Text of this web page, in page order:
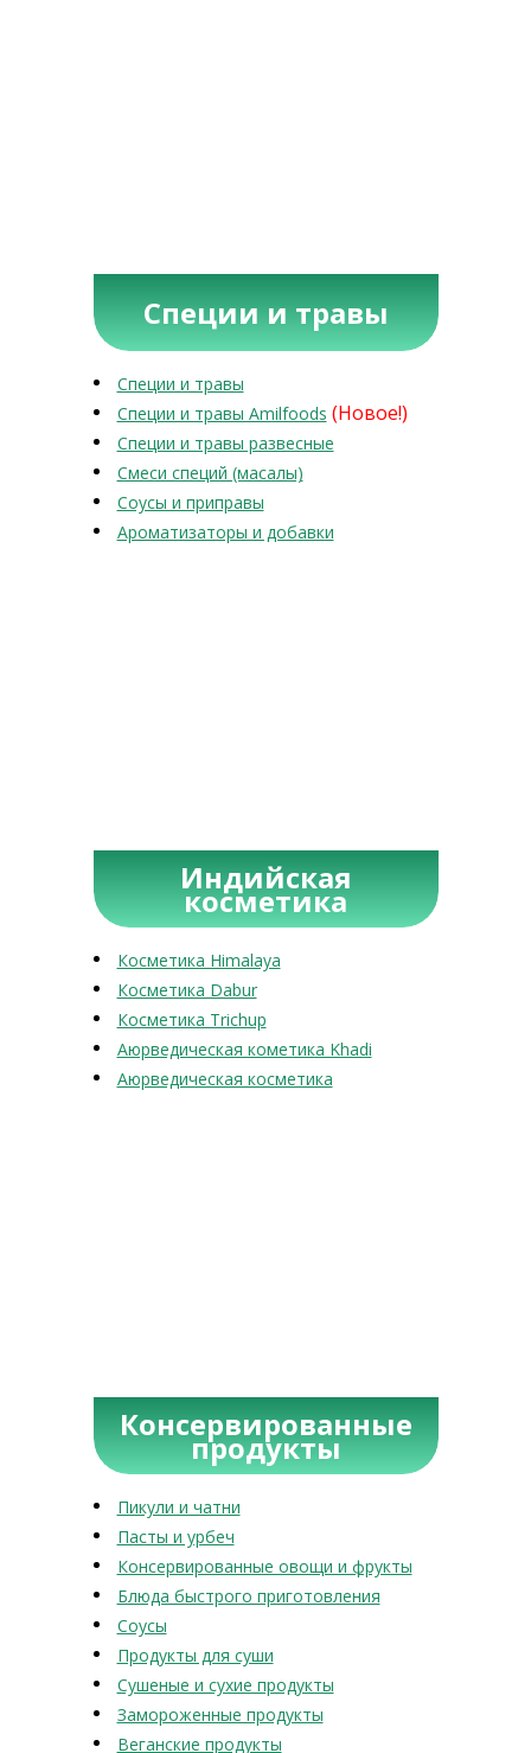
Специи и травы
Специи и травы
Специи и травы Amilfoods (Новое!)
Специи и травы развесные
Смеси специй (масалы)
Соусы и приправы
Ароматизаторы и добавки
Индийская
косметика
Косметика Himalaya
Косметика Dabur
Косметика Trichup
Аюрведическая кометика Khadi
Аюрведическая косметика
Консервированные
продукты
Пикули и чатни
Пасты и урбеч
Консервированные овощи и фрукты
Блюда быстрого приготовления
Соусы
Продукты для суши
Сушеные и сухие продукты
Замороженные продукты
Веганские продукты